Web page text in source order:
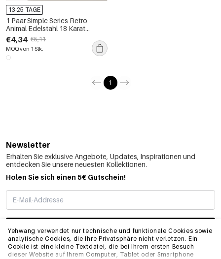
Yehwang verwendet nur technische und funktionale Cookies sowie
analytische Cookies, die Ihre Privatsphäre nicht verletzen. Ein
Cookie ist eine kleine Textdatei, die bei Ihrem ersten Besuch
dieser Website auf Ihrem Computer, Tablet oder Smartphone
13-25 TAGE
1 Paar Simple Series Retro
Animal Edelstahl 18 Karat
vergoldet Damen Clip-on
Ohrringe
€4,34 €5,11
MOQ von 1 Stk.
1
Newsletter
Erhalten Sie exklusive Angebote, Updates, Inspirationen und
entdecken Sie unsere neuesten Kollektionen.
Holen Sie sich einen 5€ Gutschein!
ABONNIEREN